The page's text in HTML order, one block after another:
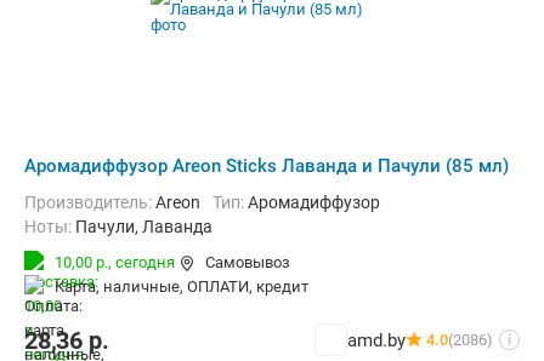
Аромадиффузор Areon Sticks Лаванда и Пачули (85 мл)
Производитель:Areon Тип:Аромадиффузор
Ноты: Пачули, Лаванда
10,00 р., сегодня
Самовывоз
карта, наличные, ОПЛАТИ, кредит
28,36 р. amd.by 4.0(2086) i